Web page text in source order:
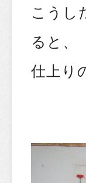
こうし
ると、
仕上り